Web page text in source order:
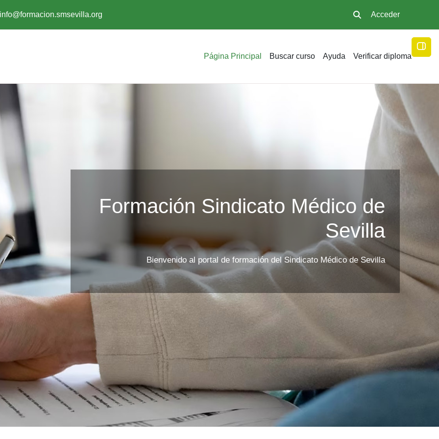
info@formacion.smsevilla.org
Selector de búsqueda
Acceder
Página Principal Buscar curso Ayuda Verificar diploma
Formación Sindicato Médico de
Sevilla
Bienvenido al portal de formación del Sindicato Médico de Sevilla